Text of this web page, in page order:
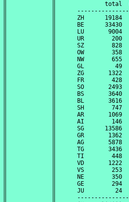
total
ZH      19184
BE      33430
LU       9004
UR
SZ
OW
NW
GL
ZG
FR        428
SO
BS
BL       3616
SH
AR
AI        146
SG      13586
GR
AG
TG       3436
TI        448
VD
VS
NE
GE
JU         24